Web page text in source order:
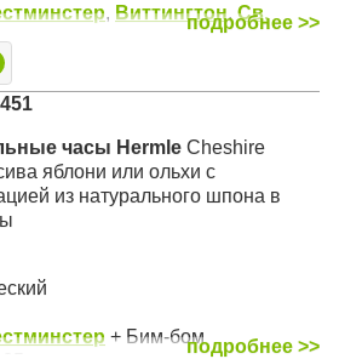
, Виттингтон, Св.
см
подробнее >>
часы Hermle Cheshire
яблони или ольхи с
из натурального шпона в
+ Бим-бомподробнее >>